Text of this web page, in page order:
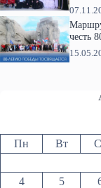
честь
Пн Вт
4
5